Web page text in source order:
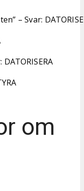
– Svar:
om